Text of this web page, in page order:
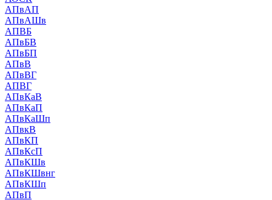
АПвАП
АПвАШв
АПВБ
АПвБВ
АПвБП
АПвВ
АПвВГ
АПВГ
АПвКаВ
АПвКаП
АПвКаШп
АПвкВ
АПвКП
АПвКсП
АПвКШв
АПвКШвнг
АПвКШп
АПвП